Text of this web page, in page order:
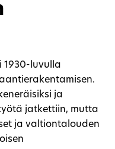
1930-luvulla
ja
jatkettiin, mutta
ja valtiontalouden